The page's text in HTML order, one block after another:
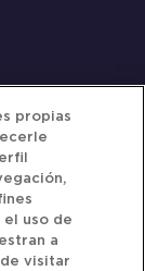
propias
uso de
a
visitar